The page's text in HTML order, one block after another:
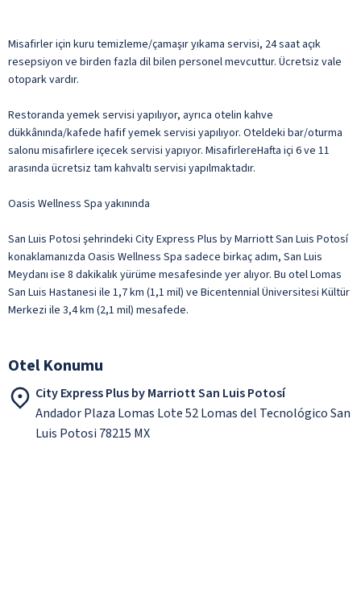
Misafirler için kuru temizleme/çamaşır yıkama servisi, 24 saat açık
resepsiyon ve birden fazla dil bilen personel mevcuttur. Ücretsiz vale
otopark vardır.
Restoranda yemek servisi yapılıyor, ayrıca otelin kahve
dükkânında/kafede hafif yemek servisi yapılıyor. Oteldeki bar/oturma
salonu misafirlere içecek servisi yapıyor. MisafirlereHafta içi 6 ve 11
arasında ücretsiz tam kahvaltı servisi yapılmaktadır.
Oasis Wellness Spa yakınında
San Luis Potosi şehrindeki City Express Plus by Marriott San Luis Potosí
konaklamanızda Oasis Wellness Spa sadece birkaç adım, San Luis
Meydanı ise 8 dakikalık yürüme mesafesinde yer alıyor. Bu otel Lomas
San Luis Hastanesi ile 1,7 km (1,1 mil) ve Bicentennial Üniversitesi Kültür
Merkezi ile 3,4 km (2,1 mil) mesafede.
Otel Konumu
City Express Plus by Marriott San Luis Potosí
Andador Plaza Lomas Lote 52 Lomas del Tecnológico San
Luis Potosi 78215 MX